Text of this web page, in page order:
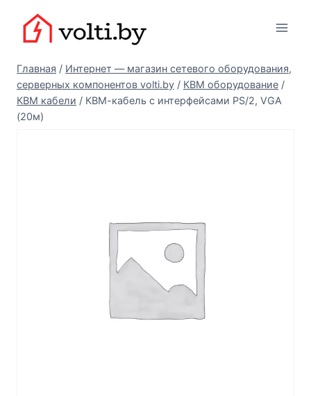
содержимому
Главная / Интернет — магазин сетевого оборудования,
серверных компонентов volti.by / КВМ оборудование /
КВМ кабели / КВМ-кабель с интерфейсами PS/2, VGA
(20м)